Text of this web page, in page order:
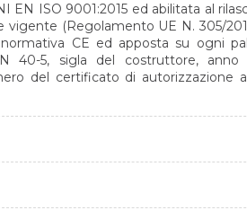
ISO 9001:2015 ed abilitata al
vigente (Regolamento UE N. 305/
CE ed apposta su ogni
40-5, sigla del costruttore, anno
del certificato di autorizzazione